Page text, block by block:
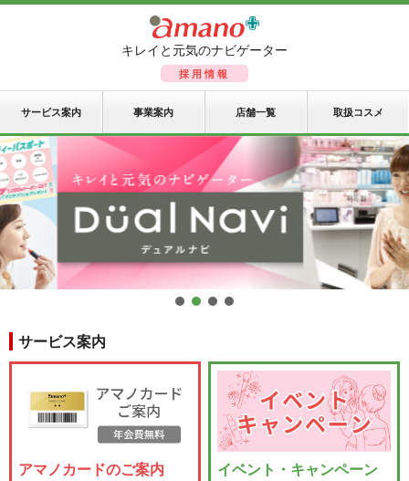
キレイと元気のナビゲーター
採用情報
サービス案内 事業案内 店舗一覧 取扱コスメ
サービス案内
アマノカードのご案内 イベント・キャンペーン